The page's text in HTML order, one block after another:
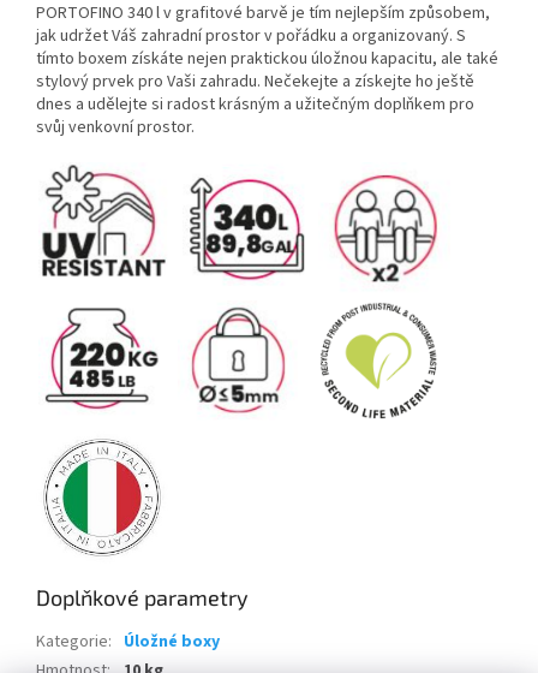
PORTOFINO 340 l v grafitové barvě je tím nejlepším způsobem,
jak udržet Váš zahradní prostor v pořádku a organizovaný. S
tímto boxem získáte nejen praktickou úložnou kapacitu, ale také
stylový prvek pro Vaši zahradu. Nečekejte a získejte ho ještě
dnes a udělejte si radost krásným a užitečným doplňkem pro
svůj venkovní prostor.
Doplňkové parametry
Kategorie: Úložné boxy